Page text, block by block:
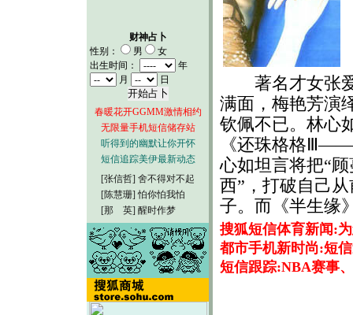
财神占卜
性别：
男
女
出生时间：
年
月
日
春暖花开GGMM激情相约
无限量手机短信储存站
听得到的幽默让你开怀
短信追踪美伊最新动态
[张信哲] 舍不得对不起
[陈慧珊] 怕你怕我怕
[那 英] 醒时作梦
著名才女张爱
满面，梅艳芳演
钦佩不已。林心
《还珠格格
心如坦言将把“
西”，打破自己
子。而《半生缘
搜狐短信体育新闻:
都市手机新时尚:短
短信跟踪:NBA赛事